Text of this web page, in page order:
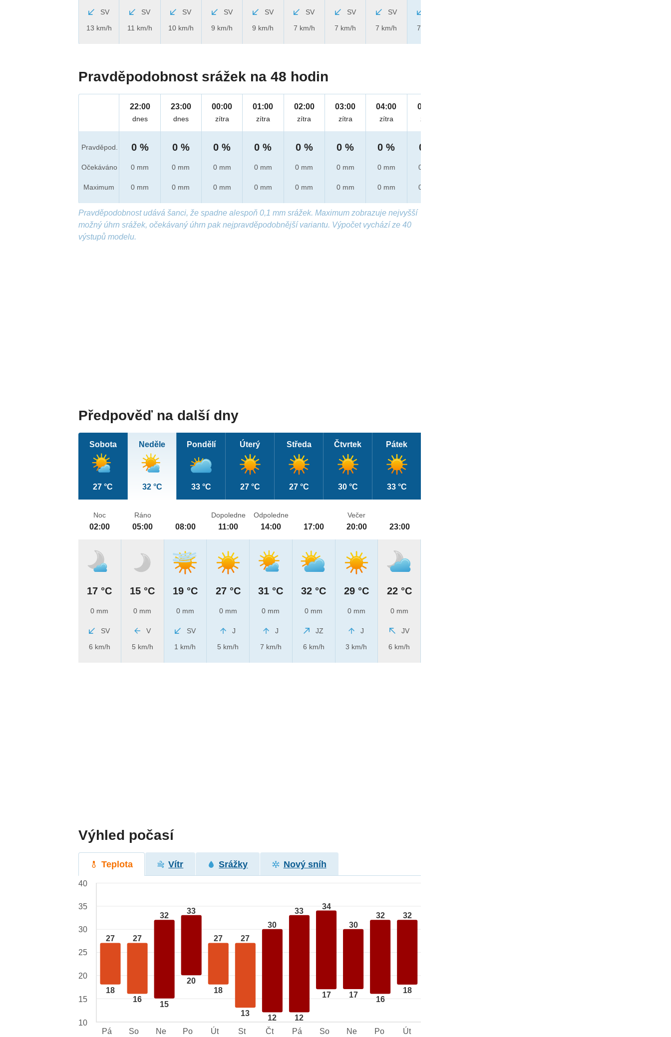
SV
13 km/h
SV
11 km/h
SV
10 km/h
SV
9 km/h
SV
9 km/h
SV
7 km/h
SV
7 km/h
SV
7 km/h
7 km/h
Pravděpodobnost srážek na 48 hodin
Pravděpod.
Očekáváno
Maximum
22:00
dnes
0 %
0 mm
0 mm
23:00
dnes
0 %
0 mm
0 mm
00:00
zítra
0 %
0 mm
0 mm
01:00
zítra
0 %
0 mm
0 mm
02:00
zítra
0 %
0 mm
0 mm
03:00
zítra
0 %
0 mm
0 mm
04:00
zítra
0 %
0 mm
0 mm
05:00
zítra
0 %
0 mm
0 mm
Pravděpodobnost udává šanci, že spadne alespoň 0,1 mm srážek. Maximum zobrazuje nejvyšší
možný úhrn srážek, očekávaný úhrn pak nejpravděpodobnější variantu. Výpočet vychází ze 40
výstupů modelu.
Předpověď na další dny
Sobota
27 °C
Neděle
32 °C
Pondělí
33 °C
Úterý
27 °C
Středa
27 °C
Čtvrtek
30 °C
Pátek
33 °C
Noc
02:00
17 °C
0 mm
SV
6 km/h
Ráno
05:00
15 °C
0 mm
V
5 km/h
08:00
19 °C
0 mm
SV
1 km/h
Dopoledne
11:00
27 °C
0 mm
J
5 km/h
Odpoledne
14:00
31 °C
0 mm
J
7 km/h
17:00
32 °C
0 mm
JZ
6 km/h
Večer
20:00
29 °C
0 mm
J
3 km/h
23:00
22 °C
0 mm
JV
6 km/h
Výhled počasí
Teplota Vítr Srážky Nový sníh
27
18
27
16
32
15
33
20
27
18
27
13
30
12
33
12
34
17
30
17
32
16
32
18
40
35
30
25
20
15
10
Pá
So Ne Po Út St Čt Pá So Ne Po Út